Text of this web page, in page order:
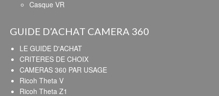
Casque VR
GUIDE D’ACHAT CAMERA 360
LE GUIDE D'ACHAT
CRITERES DE CHOIX
CAMERAS 360 PAR USAGE
Ricoh Theta V
Ricoh Theta Z1